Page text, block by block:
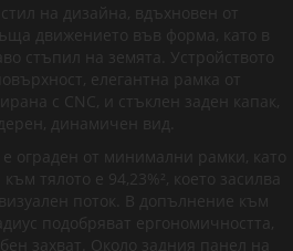
на дизайна, вдъхновен от
движението във форма, като в
стъпил на земята. Устройството
елегантна рамка от
с CNC, и стъклен заден капак,
динамичен вид.
ограден от минимални рамки, като
тялото е 94,23%², което засилва
поток. В допълнение към
подобряват ергономичността,
захват. Около задния панел на